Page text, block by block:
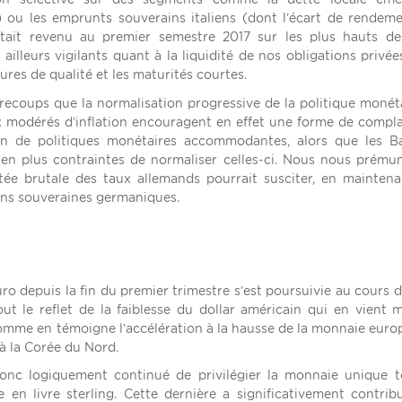
les emprunts souverains italiens (dont l’écart de
revenu au premier semestre 2017 sur les plus hauts
ailleurs vigilants quant à la liquidité de nos obligations
de qualité et les maturités courtes.
que la normalisation progressive de la politique
d’inflation encouragent en effet une forme de
de politiques monétaires accommodantes, alors que les
plus contraintes de normaliser celles-ci. Nous nous
brutale des taux allemands pourrait susciter, en
souveraines germaniques.
depuis la fin du premier trimestre s’est poursuivie au cours
le reflet de la faiblesse du dollar américain qui en vient
en témoigne l’accélération à la hausse de la monnaie
la Corée du Nord.
logiquement continué de privilégier la monnaie unique
en livre sterling. Cette dernière a significativement